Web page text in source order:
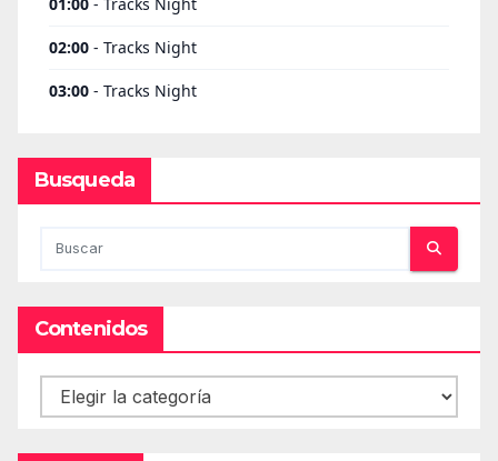
Busqueda
Contenidos
Contenidos